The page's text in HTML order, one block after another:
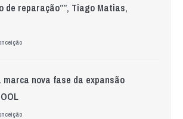
de reparação””, Tiago Matias,
marca nova fase da expansão